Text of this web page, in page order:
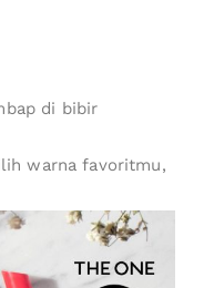
di bibir
warna favoritmu,